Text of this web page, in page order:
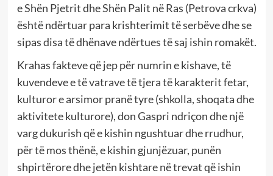
e Shën Pjetrit dhe Shën Palit në Ras (Petrova crkva)
është ndërtuar para krishterimit të serbëve dhe se
sipas disa të dhënave ndërtues të saj ishin romakët.
Krahas fakteve që jep për numrin e kishave, të
kuvendeve e të vatrave të tjera të karakterit fetar,
kulturor e arsimor pranë tyre (shkolla, shoqata dhe
aktivitete kulturore), don Gaspri ndriçon dhe një
varg dukurish që e kishin ngushtuar dhe rrudhur,
për të mos thënë, e kishin gjunjëzuar, punën
shpirtërore dhe jetën kishtare në trevat që ishin